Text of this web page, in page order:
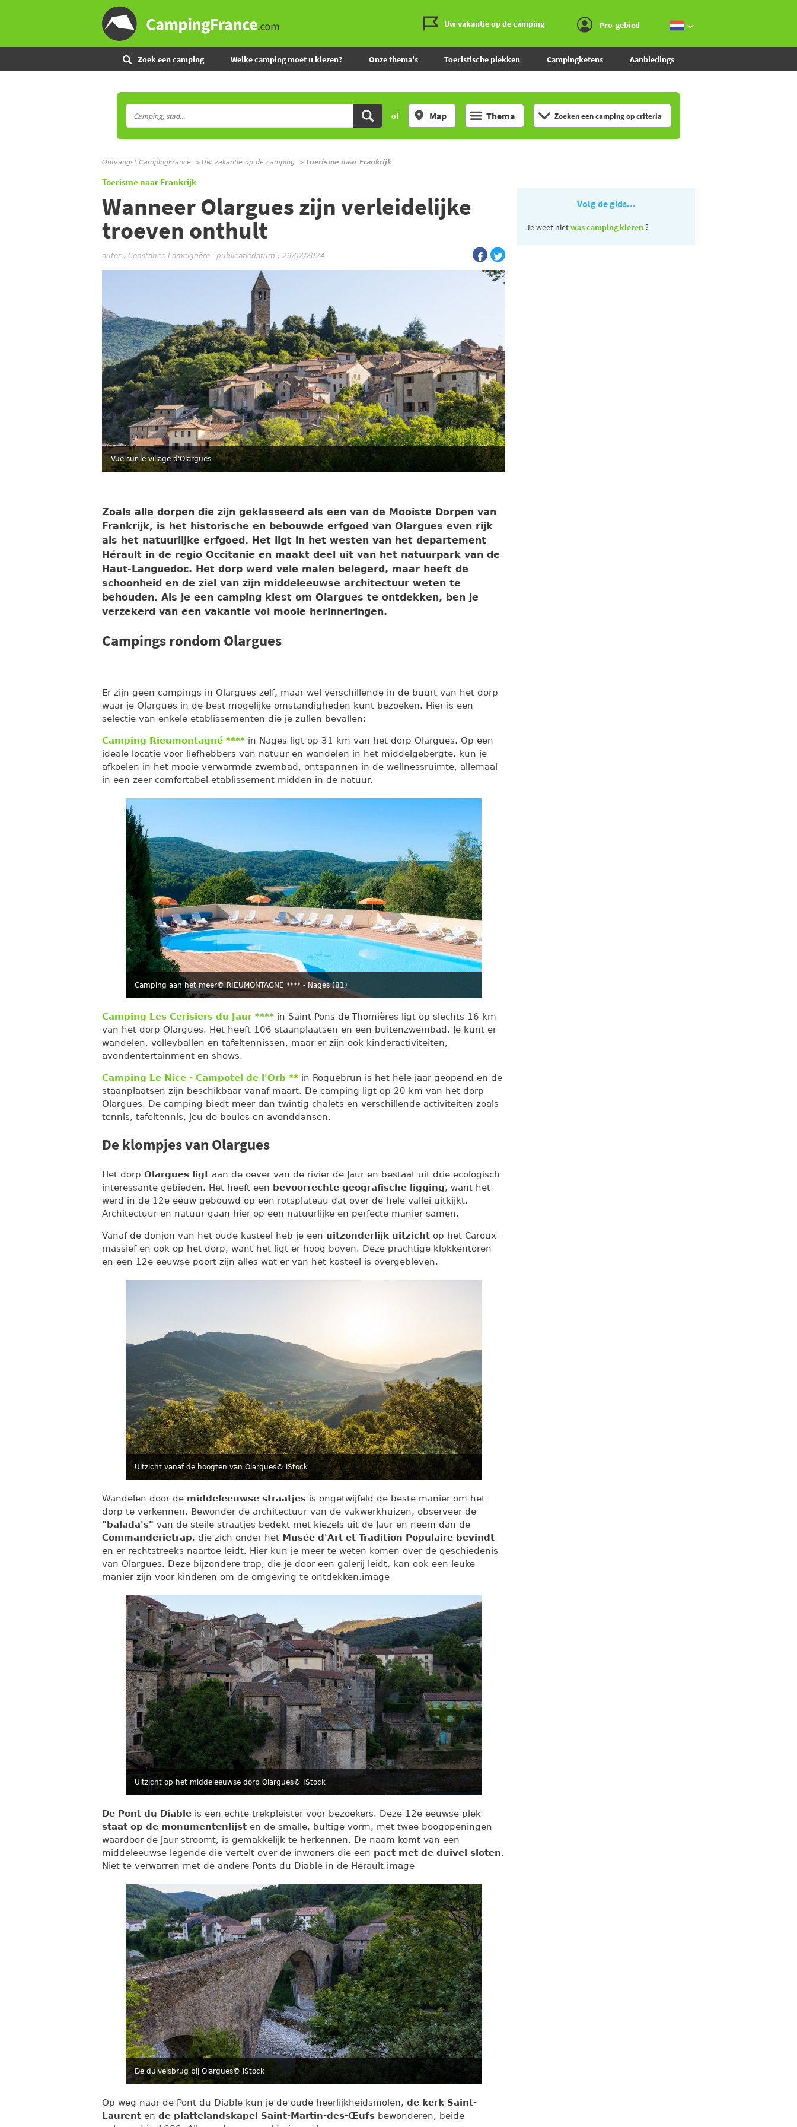
Uw vakantie op de camping Pro-gebied
Zoek een camping Welke camping moet u kiezen? Onze thema's Toeristische plekken Campingketens Aanbiedings
of Map Thema Zoeken een camping op criteria
Ontvangst CampingFrance Uw vakantie op de camping Toerisme naar Frankrijk
Toerisme naar Frankrijk
Wanneer Olargues zijn verleidelijke
troeven onthult
autor : Constance Lameignère - publicatiedatum : 29/02/2024
Vue sur le village d'Olargues
Zoals alle dorpen die zijn geklasseerd als een van de Mooiste Dorpen van
Frankrijk, is het historische en bebouwde erfgoed van Olargues even rijk
als het natuurlijke erfgoed. Het ligt in het westen van het departement
Hérault in de regio Occitanie en maakt deel uit van het natuurpark van de
Haut-Languedoc. Het dorp werd vele malen belegerd, maar heeft de
schoonheid en de ziel van zijn middeleeuwse architectuur weten te
behouden. Als je een camping kiest om Olargues te ontdekken, ben je
verzekerd van een vakantie vol mooie herinneringen.
Campings rondom Olargues
Er zijn geen campings in Olargues zelf, maar wel verschillende in de buurt van het dorp
waar je Olargues in de best mogelijke omstandigheden kunt bezoeken. Hier is een
selectie van enkele etablissementen die je zullen bevallen:
Camping Rieumontagné **** in Nages ligt op 31 km van het dorp Olargues. Op een
ideale locatie voor liefhebbers van natuur en wandelen in het middelgebergte, kun je
afkoelen in het mooie verwarmde zwembad, ontspannen in de wellnessruimte, allemaal
in een zeer comfortabel etablissement midden in de natuur.
Camping aan het meer© RIEUMONTAGNÉ **** - Nages (81)
Camping Les Cerisiers du Jaur **** in Saint-Pons-de-Thomières ligt op slechts 16 km
van het dorp Olargues. Het heeft 106 staanplaatsen en een buitenzwembad. Je kunt er
wandelen, volleyballen en tafeltennissen, maar er zijn ook kinderactiviteiten,
avondentertainment en shows.
Camping Le Nice - Campotel de l'Orb ** in Roquebrun is het hele jaar geopend en de
staanplaatsen zijn beschikbaar vanaf maart. De camping ligt op 20 km van het dorp
Olargues. De camping biedt meer dan twintig chalets en verschillende activiteiten zoals
tennis, tafeltennis, jeu de boules en avonddansen.
De klompjes van Olargues
Het dorp Olargues ligt aan de oever van de rivier de Jaur en bestaat uit drie ecologisch
interessante gebieden. Het heeft een bevoorrechte geografische ligging, want het
werd in de 12e eeuw gebouwd op een rotsplateau dat over de hele vallei uitkijkt.
Architectuur en natuur gaan hier op een natuurlijke en perfecte manier samen.
Vanaf de donjon van het oude kasteel heb je een uitzonderlijk uitzicht op het Caroux-
massief en ook op het dorp, want het ligt er hoog boven. Deze prachtige klokkentoren
en een 12e-eeuwse poort zijn alles wat er van het kasteel is overgebleven.
Uitzicht vanaf de hoogten van Olargues© iStock
Wandelen door de middeleeuwse straatjes is ongetwijfeld de beste manier om het
dorp te verkennen. Bewonder de architectuur van de vakwerkhuizen, observeer de
"balada's" van de steile straatjes bedekt met kiezels uit de Jaur en neem dan de
Commanderietrap, die zich onder het Musée d'Art et Tradition Populaire bevindt
en er rechtstreeks naartoe leidt. Hier kun je meer te weten komen over de geschiedenis
van Olargues. Deze bijzondere trap, die je door een galerij leidt, kan ook een leuke
manier zijn voor kinderen om de omgeving te ontdekken.image
Uitzicht op het middeleeuwse dorp Olargues© IStock
De Pont du Diable is een echte trekpleister voor bezoekers. Deze 12e-eeuwse plek
staat op de monumentenlijst en de smalle, bultige vorm, met twee boogopeningen
waardoor de Jaur stroomt, is gemakkelijk te herkennen. De naam komt van een
middeleeuwse legende die vertelt over de inwoners die een pact met de duivel sloten.
Niet te verwarren met de andere Ponts du Diable in de Hérault.image
De duivelsbrug bij Olargues© iStock
Op weg naar de Pont du Diable kun je de oude heerlijkheidsmolen, de kerk Saint-
Laurent en de plattelandskapel Saint-Martin-des-Œufs bewonderen, beide
Volg de gids...
Je weet nietwas camping kiezen?